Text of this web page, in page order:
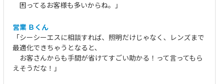
困ってるお客様も多いからね。」
営業 Ｂくん
「シーシーエスに相談すれば、照明だけじゃなく、レンズまで
最適化できちゃうとなると、
お客さんからも手間が省けてすごい助かる！って言ってもら
えそうだな！」